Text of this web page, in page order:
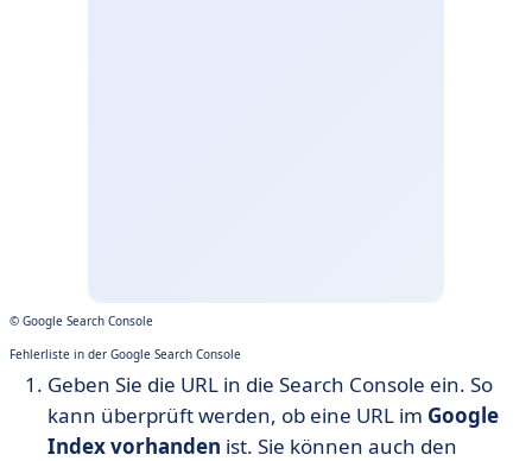
© Google Search Console
Fehlerliste in der Google Search Console
Geben Sie die URL in die Search Console ein. So
kann überprüft werden, ob eine URL im Google
Index vorhanden ist. Sie können auch den